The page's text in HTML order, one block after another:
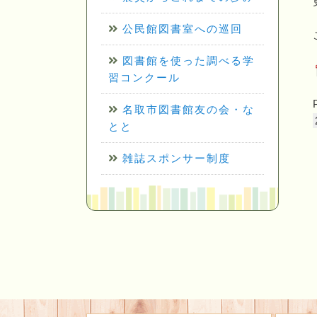
公民館図書室への巡回
図書館を使った調べる学
習コンクール
名取市図書館友の会・な
とと
雑誌スポンサー制度